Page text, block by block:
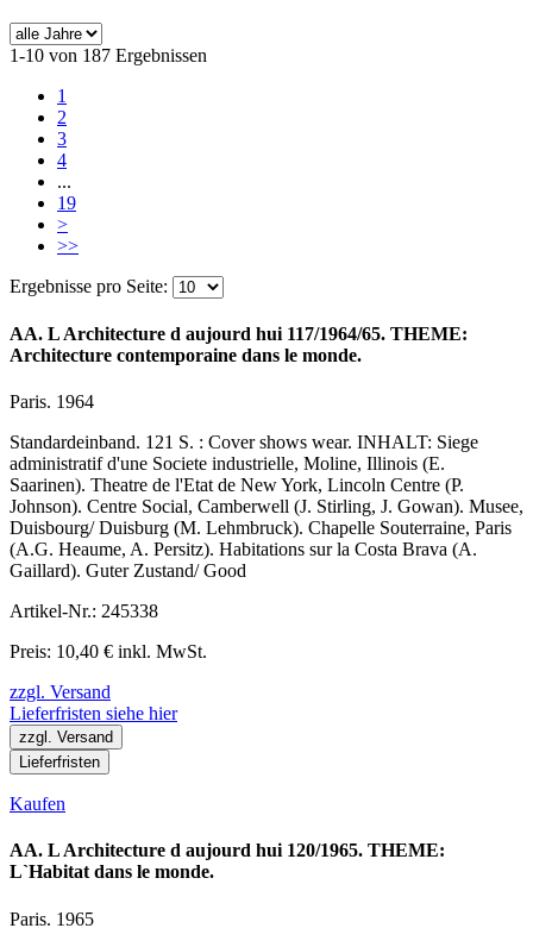
1-10 von 187 Ergebnissen
1
2
3
4
...
19
>
>>
Ergebnisse pro Seite:
AA. L Architecture d aujourd hui 117/1964/65. THEME:
Architecture contemporaine dans le monde.
Paris. 1964
Standardeinband. 121 S. : Cover shows wear. INHALT: Siege
administratif d'une Societe industrielle, Moline, Illinois (E.
Saarinen). Theatre de l'Etat de New York, Lincoln Centre (P.
Johnson). Centre Social, Camberwell (J. Stirling, J. Gowan). Musee,
Duisbourg/ Duisburg (M. Lehmbruck). Chapelle Souterraine, Paris
(A.G. Heaume, A. Persitz). Habitations sur la Costa Brava (A.
Gaillard). Guter Zustand/ Good
Artikel-Nr.: 245338
Preis: 10,40 € inkl. MwSt.
zzgl. Versand
Lieferfristen siehe hier
zzgl. Versand
Lieferfristen
Kaufen
AA. L Architecture d aujourd hui 120/1965. THEME:
L`Habitat dans le monde.
Paris. 1965